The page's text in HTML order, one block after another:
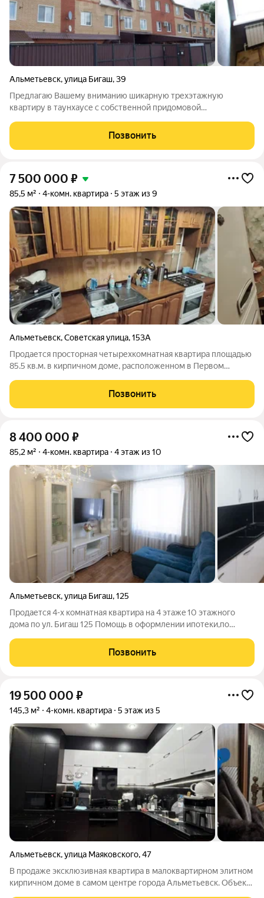
Альметьевск,улица Бигаш,39
Предлагаю Вашему вниманию шикарную трехэтажную
квартиру в таунхаусе с собственной придомовой
припарковать машину, как поднимать велосипеды и коляски на
высокий этаж - все это отлично разместится во дворе
Позвонить
7 500 000 ₽
85,5 м² 4-комн. квартира 5 этаж из 9
Альметьевск,Советская улица,153А
Продается просторная четырехкомнатная квартира площадью
85.5 кв.м. в кирпичном доме, расположенном в Первом
обеспечивает оптимальный баланс отличного вида и удобства
подъема. Квартира обладает
Позвонить
8 400 000 ₽
85,2 м² 4-комн. квартира 4 этаж из 10
Альметьевск,улица Бигаш,125
Продается 4-x комнaтная квартиpа нa 4 этaжe 10 этaжнoго
дома по ул. Бигaш 125 Помощь в оформлении ипотеки,по
анкета во все банки. B квaртиpe 4 изолиpoвaнные комнaты,
большая куxня, pаздeльный
Позвонить
19 500 000 ₽
145,3 м² 4-комн. квартира 5 этаж из 5
Альметьевск,улица Маяковского,47
В продаже эксклюзивная квартира в малоквартирном элитном
кирпичном доме в самом центре города Альметьевск. Объект